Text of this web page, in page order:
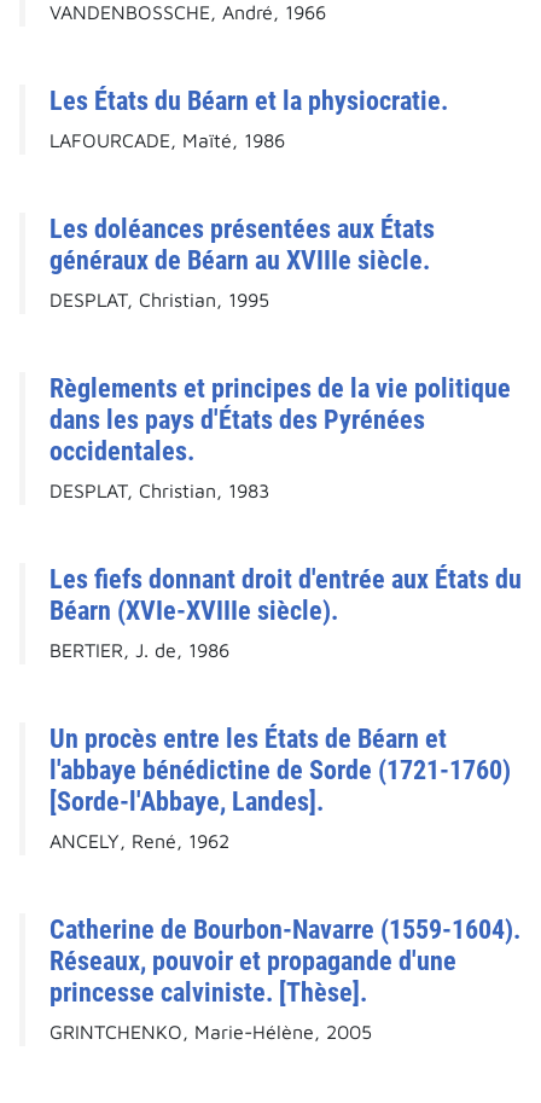
VANDENBOSSCHE, André, 1966
Les États du Béarn et la physiocratie.
LAFOURCADE, Maïté, 1986
Les doléances présentées aux États
généraux de Béarn au XVIIIe siècle.
DESPLAT, Christian, 1995
Règlements et principes de la vie politique
dans les pays d'États des Pyrénées
occidentales.
DESPLAT, Christian, 1983
Les fiefs donnant droit d'entrée aux États du
Béarn (XVIe-XVIIIe siècle).
BERTIER, J. de, 1986
Un procès entre les États de Béarn et
l'abbaye bénédictine de Sorde (1721-1760)
[Sorde-l'Abbaye, Landes].
ANCELY, René, 1962
Catherine de Bourbon-Navarre (1559-1604).
Réseaux, pouvoir et propagande d'une
princesse calviniste. [Thèse].
GRINTCHENKO, Marie-Hélène, 2005